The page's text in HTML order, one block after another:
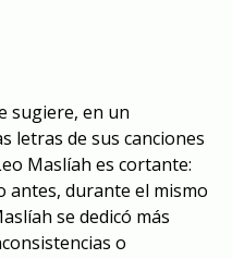
sugiere, en un
s letras de sus canciones
Maslíah es cortante:
antes, durante el mismo
se dedicó más
o